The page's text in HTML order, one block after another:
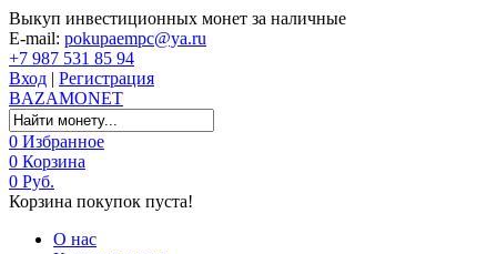
Выкуп инвестиционных монет за наличные
E-mail: pokupaempc@ya.ru
+7 987 531 85 94
Вход | Регистрация
BAZAMONET
0 Избранное
0 Корзина
0 Руб.
Корзина покупок пуста!
О нас